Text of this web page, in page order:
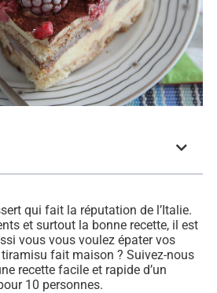
qui fait la réputation de l’Italie.
et surtout la bonne recette, il est
vous vous voulez épater vos
fait maison ? Suivez-nous
recette facile et rapide d’un
10 personnes.